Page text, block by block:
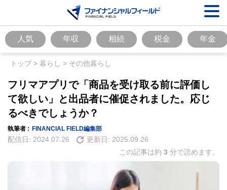
人気 年収 相続 税金 年金
トップ> 暮らし > その他暮らし
フリマアプリで「商品を受け取る前に評価し
て欲しい」と出品者に催促されました。応じ
るべきでしょうか？
執筆者 : FINANCIAL FIELD編集部
配信日: 2024.07.26 更新日: 2025.09.26
この記事は約 3 分で読めます。